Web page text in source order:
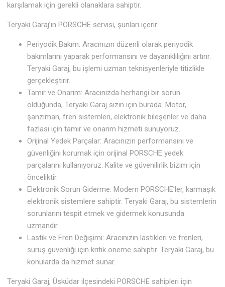
karşılamak için gerekli olanaklara sahiptir.
Teryaki Garaj’ın PORSCHE servisi, şunları içerir:
Periyodik Bakım: Aracınızın düzenli olarak periyodik
bakımlarını yaparak performansını ve dayanıklılığını artırır.
Teryaki Garaj, bu işlemi uzman teknisyenleriyle titizlikle
gerçekleştirir.
Tamir ve Onarım: Aracınızda herhangi bir sorun
olduğunda, Teryaki Garaj sizin için burada. Motor,
şanzıman, fren sistemleri, elektronik bileşenler ve daha
fazlası için tamir ve onarım hizmeti sunuyoruz.
Orijinal Yedek Parçalar: Aracınızın performansını ve
güvenliğini korumak için orijinal PORSCHE yedek
parçalarını kullanıyoruz. Kalite ve güvenilirlik bizim için
önceliktir.
Elektronik Sorun Giderme: Modern PORSCHE’ler, karmaşık
elektronik sistemlere sahiptir. Teryaki Garaj, bu sistemlerin
sorunlarını tespit etmek ve gidermek konusunda
uzmandır.
Lastik ve Fren Değişimi: Aracınızın lastikleri ve frenleri,
sürüş güvenliği için kritik öneme sahiptir. Teryaki Garaj, bu
konularda da hizmet sunar.
Teryaki Garaj, Üsküdar ilçesindeki PORSCHE sahipleri için